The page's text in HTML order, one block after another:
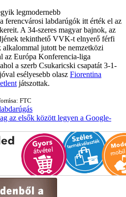
legmodernebb
ferencvárosi labdarúgók itt érték el az
A 34-szeres magyar bajnok, az
tekinthető VVK-t elnyerő férfi
alkalommal jutott be nemzetközi
az Európa Konferencia-liga
a szerb Csukaricski csapatát 3-1-
esélyesebb olasz Fiorentina
játszottak.
FTC
az elsők között legyen a Google-